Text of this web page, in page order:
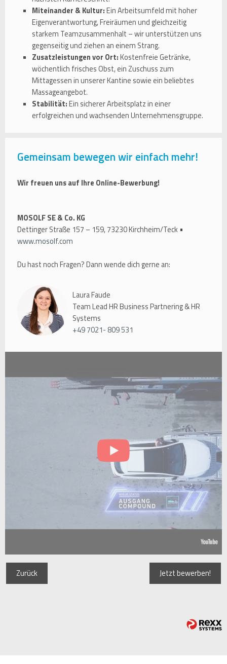
Miteinander & Kultur:Ein Arbeitsumfeld mit hoher
Eigenverantwortung, Freiräumen und gleichzeitig
starkem Teamzusammenhalt – wir unterstützen uns
gegenseitig und ziehen an einem Strang.
Zusatzleistungen vor Ort:Kostenfreie Getränke,
wöchentlich frisches Obst, ein Zuschuss zum
Mittagessen in unserer Kantine sowie ein beliebtes
Massageangebot.
Stabilität:Ein sicherer Arbeitsplatz in einer
erfolgreichen und wachsenden Unternehmensgruppe.
Gemeinsam bewegen wir einfach mehr!
Wir freuen uns auf Ihre Online-Bewerbung!
MOSOLF SE & Co. KG
Dettinger Straße 157 – 159, 73230 Kirchheim/Teck •
www.mosolf.com
Du hast noch Fragen? Dann wende dich gerne an:
Laura Faude
Team Lead HR Business Partnering & HR
Systems
+49 7021- 809 531
Zurück Jetzt bewerben!